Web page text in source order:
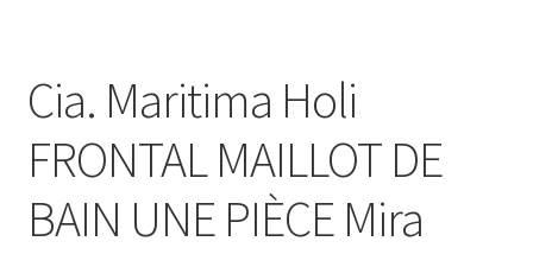
Femme
Homme
Maillot de bain Femme
Cia. Maritima Holi
FRONTAL MAILLOT DE
BAIN UNE PIÈCE Mira